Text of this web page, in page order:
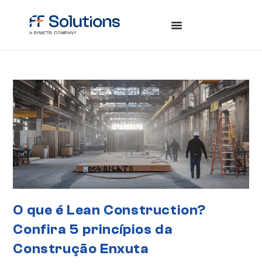
O que é Lean Construction?
Confira 5 princípios da
Construção Enxuta